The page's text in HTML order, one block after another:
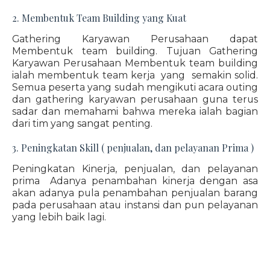
2. Membentuk Team Building yang Kuat
Gathering Karyawan Perusahaan dapat
Membentuk team building. Tujuan Gathering
Karyawan Perusahaan Membentuk team building
ialah membentuk team kerja yang semakin solid.
Semua peserta yang sudah mengikuti acara outing
dan gathering karyawan perusahaan guna terus
sadar dan memahami bahwa mereka ialah bagian
dari tim yang sangat penting.
3. Peningkatan Skill ( penjualan, dan pelayanan Prima )
Peningkatan Kinerja, penjualan, dan pelayanan
prima Adanya penambahan kinerja dengan asa
akan adanya pula penambahan penjualan barang
pada perusahaan atau instansi dan pun pelayanan
yang lebih baik lagi.